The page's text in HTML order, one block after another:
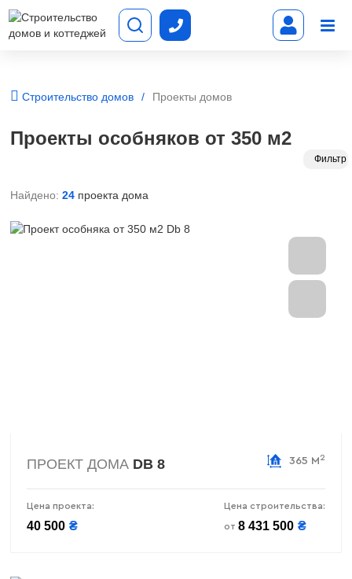
Строительство домов Проекты домов
Проекты особняков от 350 м2
Фильтр
Найдено: 24 проекта дома
ПРОЕКТ ДОМА DB 8 365 М 2
Цена проекта:
40 500 ₴
Цена строительства:
от 8 431 500 ₴